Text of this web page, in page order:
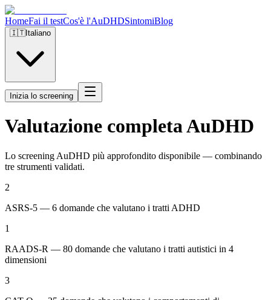
HomeFai il testCos'è l'AuDHDSintomiBlog
🇮🇹Italiano
Inizia lo screening
Valutazione completa AuDHD
Lo screening AuDHD più approfondito disponibile — combinando
tre strumenti validati.
2
ASRS-5 — 6 domande che valutano i tratti ADHD
1
RAADS-R — 80 domande che valutano i tratti autistici in 4
dimensioni
3